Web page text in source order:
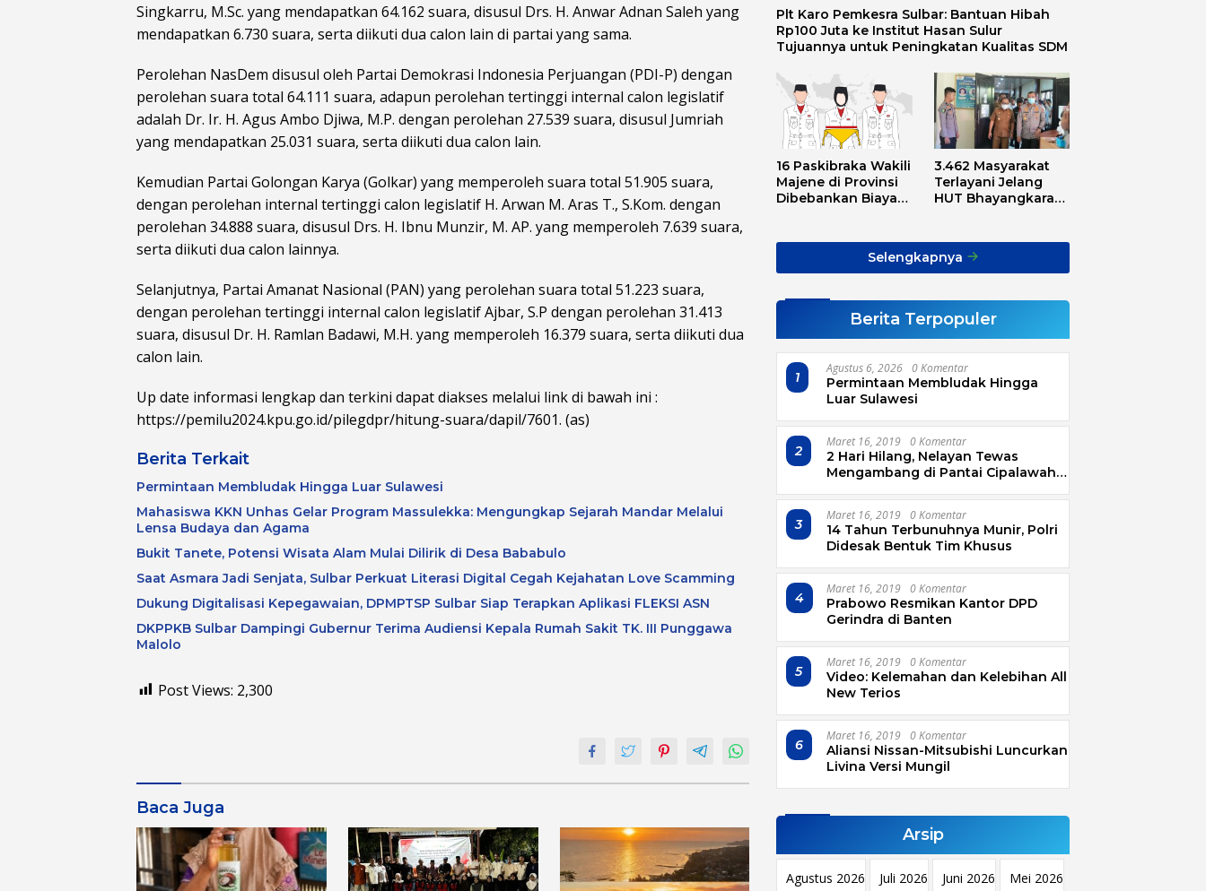
Singkarru, M.Sc. yang mendapatkan 64.162 suara, disusul Drs. H. Anwar Adnan Saleh yang
mendapatkan 6.730 suara, serta diikuti dua calon lain di partai yang sama.
Perolehan NasDem disusul oleh Partai Demokrasi Indonesia Perjuangan (PDI-P) dengan
perolehan suara total 64.111 suara, adapun perolehan tertinggi internal calon legislatif
adalah Dr. Ir. H. Agus Ambo Djiwa, M.P. dengan perolehan 27.539 suara, disusul Jumriah
yang mendapatkan 25.031 suara, serta diikuti dua calon lain.
Kemudian Partai Golongan Karya (Golkar) yang memperoleh suara total 51.905 suara,
dengan perolehan internal tertinggi calon legislatif H. Arwan M. Aras T., S.Kom. dengan
perolehan 34.888 suara, disusul Drs. H. Ibnu Munzir, M. AP. yang memperoleh 7.639 suara,
serta diikuti dua calon lainnya.
Selanjutnya, Partai Amanat Nasional (PAN) yang perolehan suara total 51.223 suara,
dengan perolehan tertinggi internal calon legislatif Ajbar, S.P dengan perolehan 31.413
suara, disusul Dr. H. Ramlan Badawi, M.H. yang memperoleh 16.379 suara, serta diikuti dua
calon lain.
Up date informasi lengkap dan terkini dapat diakses melalui link di bawah ini :
https://pemilu2024.kpu.go.id/pilegdpr/hitung-suara/dapil/7601. (as)
Berita Terkait
Permintaan Membludak Hingga Luar Sulawesi
Mahasiswa KKN Unhas Gelar Program Massulekka: Mengungkap Sejarah Mandar Melalui
Lensa Budaya dan Agama
Bukit Tanete, Potensi Wisata Alam Mulai Dilirik di Desa Bababulo
Saat Asmara Jadi Senjata, Sulbar Perkuat Literasi Digital Cegah Kejahatan Love Scamming
Dukung Digitalisasi Kepegawaian, DPMPTSP Sulbar Siap Terapkan Aplikasi FLEKSI ASN
DKPPKB Sulbar Dampingi Gubernur Terima Audiensi Kepala Rumah Sakit TK. III Punggawa
Malolo
Post Views: 2,300
Baca Juga
Plt Karo Pemkesra Sulbar: Bantuan Hibah
Rp100 Juta ke Institut Hasan Sulur
Tujuannya untuk Peningkatan Kualitas SDM
16 Paskibraka Wakili
Majene di Provinsi
Dibebankan Biaya
Semua
3.462 Masyarakat
Terlayani Jelang
HUT Bhayangkara
Selengkapnya
Berita Terpopuler
1
Agustus 6, 2026 0 Komentar
Permintaan Membludak Hingga
Luar Sulawesi
2
Maret 16, 2019 0 Komentar
2 Hari Hilang, Nelayan Tewas
Mengambang di Pantai Cipalawah
3
Maret 16, 2019 0 Komentar
14 Tahun Terbunuhnya Munir, Polri
Didesak Bentuk Tim Khusus
4
Maret 16, 2019 0 Komentar
Prabowo Resmikan Kantor DPD
Gerindra di Banten
5
Maret 16, 2019 0 Komentar
Video: Kelemahan dan Kelebihan All
New Terios
6
Maret 16, 2019 0 Komentar
Aliansi Nissan-Mitsubishi Luncurkan
Livina Versi Mungil
Arsip
Agustus 2026 Juli 2026 Juni 2026 Mei 2026